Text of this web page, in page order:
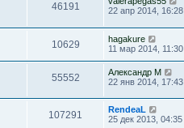
46191
22 апр 2014, 16:28
10629
hagakure
11 мар 2014, 11:30
55552
Александр М
22 янв 2014, 17:43
107291
RendeaL
25 дек 2013, 04:35